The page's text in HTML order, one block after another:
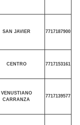
SAN JAVIER 7717187900
CENTRO 7717153161
VENUSTIANO
CARRANZA
7717139577